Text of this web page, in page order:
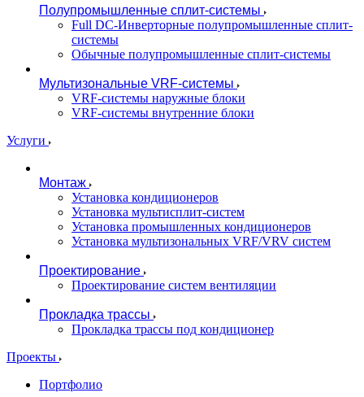
Полупромышленные сплит-системы
Full DC-Инверторные полупромышленные сплит-
системы
Обычные полупромышленные сплит-системы
Мультизональные VRF-системы
VRF-системы наружные блоки
VRF-системы внутренние блоки
Услуги
Монтаж
Установка кондиционеров
Установка мультисплит-систем
Установка промышленных кондиционеров
Установка мультизональных VRF/VRV систем
Проектирование
Проектирование систем вентиляции
Прокладка трассы
Прокладка трассы под кондиционер
Проекты
Портфолио